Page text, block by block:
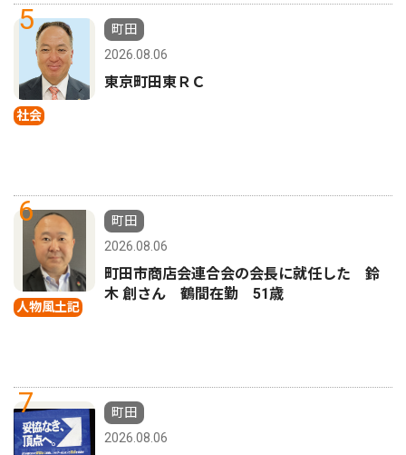
5
社会
町田
2026.08.06
東京町田東ＲＣ
6
人物風土記
町田
2026.08.06
町田市商店会連合会の会長に就任した 鈴
木 創さん 鶴間在勤 51歳
7
町田
2026.08.06